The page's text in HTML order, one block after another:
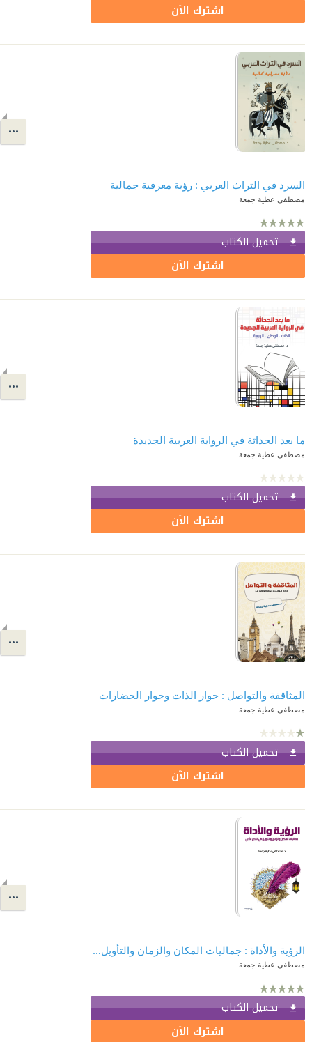
اشترك الآن
السرد في التراث العربي : رؤية معرفية جمالية
مصطفى عطية جمعة
تحميل الكتاب
اشترك الآن
ما بعد الحداثة في الرواية العربية الجديدة
مصطفى عطية جمعة
تحميل الكتاب
اشترك الآن
المثاقفة والتواصل : حوار الذات وحوار الحضارات
مصطفى عطية جمعة
تحميل الكتاب
اشترك الآن
الرؤية والأداة : جماليات المكان والزمان والتأويل في النص الأدبي
مصطفى عطية جمعة
تحميل الكتاب
اشترك الآن